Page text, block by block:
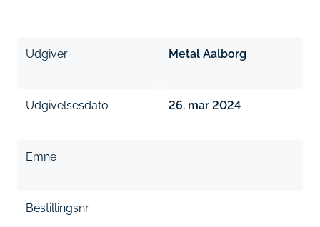
Udgiver Metal Aalborg
Udgivelsesdato 26. mar 2024
Emne
Bestillingsnr.